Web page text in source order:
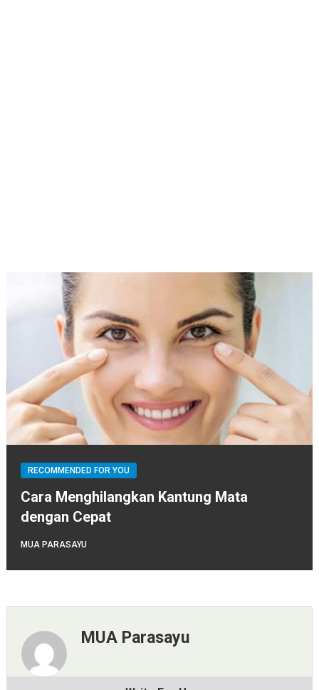
RECOMMENDED FOR YOU
Cara Menghilangkan Kantung Mata
dengan Cepat
MUA PARASAYU
MUA Parasayu